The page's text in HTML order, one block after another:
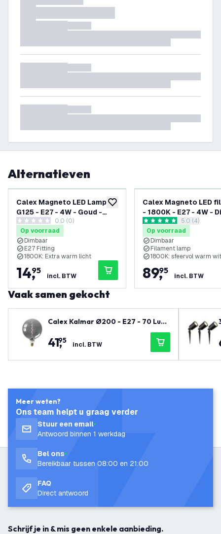
Alternatieven
toevoegen aan verlanglijst
Calex Magneto LED Lamp
G125 - E27 - 4W - Goud -
Dimbaar
0 score sterren0.0 (0)
Op voorraad
Dimbaar
E27 Fitting
1800K: Extra warm licht
14,
95
incl. BTW
Calex Magneto LED
- 1800K - E27 - 4W -
- Magnetisch -
reviews
5 score sterren5.0 (4)
Op voorraad
Dimbaar
Filament lamp
1800K: sfeervol warm
89,
95
incl. BTW
Vaak samen gekocht
Calex Kalmar Ø200 - E27 - 70 Lum
41,
95 incl. BTW
Meer weten?
Ons team helpt u graag verder
Stuur een email
Antwoord binnen 1 werkdag
Bel ons
Bereikbaar tussen 08:00 en 21:00
FAQ
Direct antwoord
Schrijf je in & mis geen enkele aanbieding.